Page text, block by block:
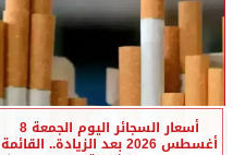
أسعار السجائر اليوم الجمعة 8
أغسطس 2026 بعد الزيادة.. القائمة